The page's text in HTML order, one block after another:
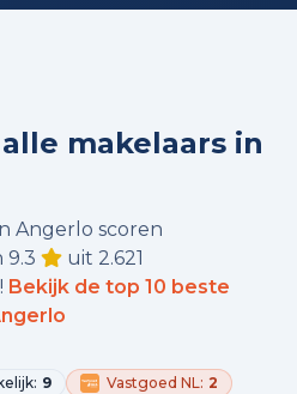
makelaars in
Angerlo scoren
9.3
uit 2.621
Bekijk de top 10 beste
9 Vastgoed NL: 2